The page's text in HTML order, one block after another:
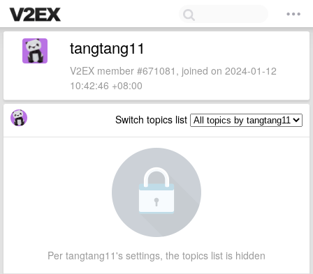
tangtang11
V2EX member #671081, joined on 2024-01-12
10:42:46 +08:00
Switch topics list
Per tangtang11's settings, the topics list is hidden